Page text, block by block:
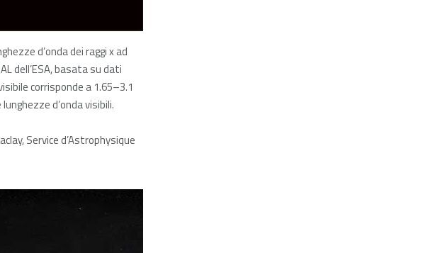
d’onda dei raggi x ad
dell’ESA, basata su dati
corrisponde a 1.65–3.1
d’onda visibili.
Service d’Astrophysique